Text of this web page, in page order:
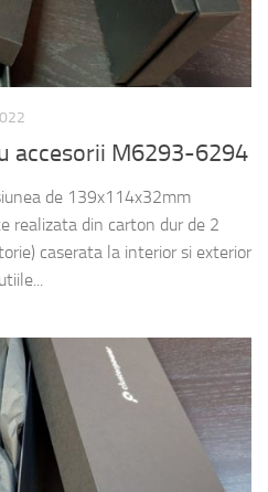
accesorii M6293-6294
de 139x114x32mm
realizata din carton dur de 2
caserata la interior si exterior